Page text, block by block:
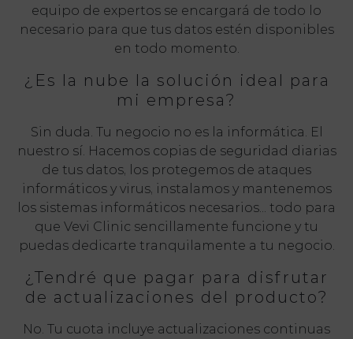
equipo de expertos se encargará de todo lo
necesario para que tus datos estén disponibles
en todo momento.
¿Es la nube la solución ideal para
mi empresa?
Sin duda. Tu negocio no es la informática. El
nuestro sí. Hacemos copias de seguridad diarias
de tus datos, los protegemos de ataques
informáticos y virus, instalamos y mantenemos
los sistemas informáticos necesarios... todo para
que Vevi Clinic sencillamente funcione y tu
puedas dedicarte tranquilamente a tu negocio.
¿Tendré que pagar para disfrutar
de actualizaciones del producto?
No. Tu cuota incluye actualizaciones continuas